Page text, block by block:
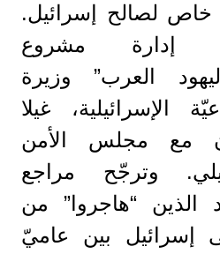
لصالح إسرائيل.
إدارة مشروع
العرب” وزيرة
الإسرائيلية، غيلا
مع مجلس الأمن
وترجّح مراجع
الذين “هاجروا” من
إسرائيل بين عاميّ